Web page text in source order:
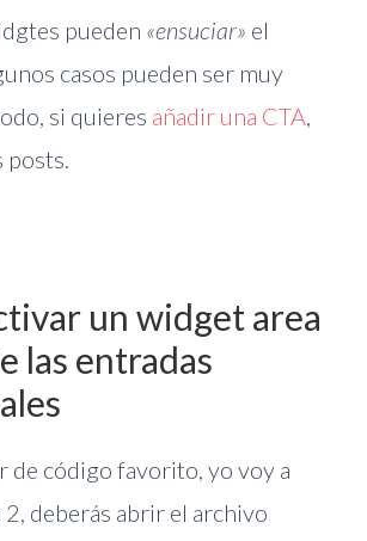
pueden «ensuciar» el
casos pueden ser muy
si quieres añadir una CTA,
posts.
un widget area
las entradas
de código favorito, yo voy a
deberás abrir el archivo